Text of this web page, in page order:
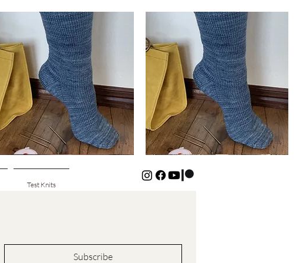
Snabbvisning
Basic
Down
Kids
Socks
Test Knits
Subscribe